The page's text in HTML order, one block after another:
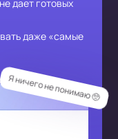
дает готовых
даже «самые
Я ничего не понимаю 🥺